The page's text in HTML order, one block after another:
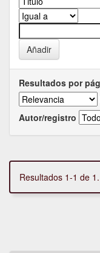
Resultados por
Autor/registro
Resultados 1-1 de 1.